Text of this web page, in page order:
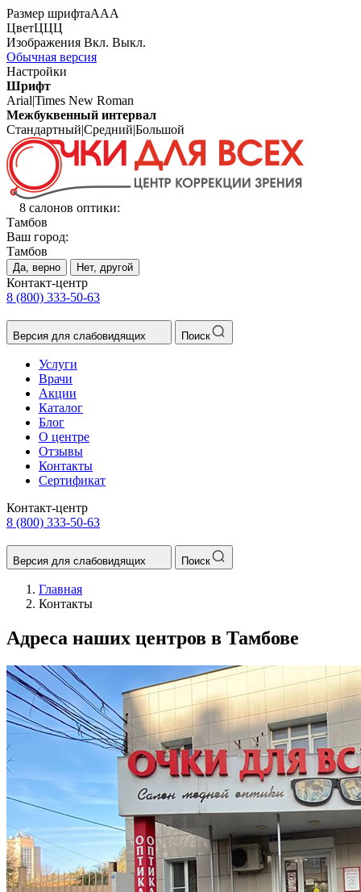
Размер шрифтаААА
ЦветЦЦЦ
Изображения Вкл. Выкл.
Обычная версия
Настройки
Шрифт
Arial|Times New Roman
Межбуквенный интервал
Стандартный|Средний|Большой
8 салонов оптики:
Тамбов
Ваш город:
Тамбов
Да, верно Нет, другой
Контакт-центр
8 (800) 333-50-63
Версия для слабовидящих Поиск
Услуги
Врачи
Акции
Каталог
Блог
О центре
Отзывы
Контакты
Сертификат
Контакт-центр
8 (800) 333-50-63
Версия для слабовидящих Поиск
Главная
Контакты
Адреса наших центров в Тамбове